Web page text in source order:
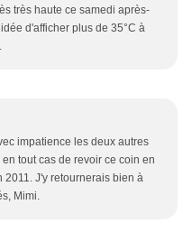
très haute ce samedi après-
d'afficher plus de 35°C à
impatience les deux autres
tout cas de revoir ce coin en
J'y retournerais bien à
Mimi.